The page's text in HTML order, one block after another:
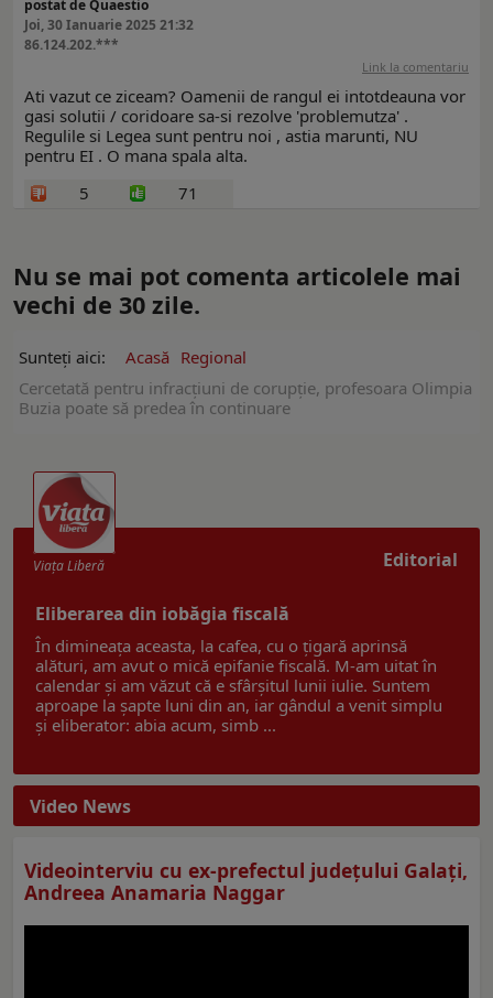
postat de Quaestio
Joi, 30 Ianuarie 2025 21:32
86.124.202.***
Link la comentariu
Ati vazut ce ziceam? Oamenii de rangul ei intotdeauna vor
gasi solutii / coridoare sa-si rezolve 'problemutza' .
Regulile si Legea sunt pentru noi , astia marunti, NU
pentru EI . O mana spala alta.
5
71
Nu se mai pot comenta articolele mai
vechi de 30 zile.
Sunteți aici: Acasă Regional
Cercetată pentru infracțiuni de corupție, profesoara Olimpia
Buzia poate să predea în continuare
Editorial
Viaţa Liberă
Eliberarea din iobăgia fiscală
În dimineața aceasta, la cafea, cu o țigară aprinsă
alături, am avut o mică epifanie fiscală. M-am uitat în
calendar și am văzut că e sfârșitul lunii iulie. Suntem
aproape la șapte luni din an, iar gândul a venit simplu
și eliberator: abia acum, simb ...
Video News
Videointerviu cu ex-prefectul judeţului Galaţi,
Andreea Anamaria Naggar